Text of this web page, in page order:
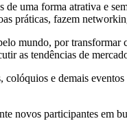
uma forma atrativa e
práticas, fazem
mundo, por transformar
as tendências de
e demais
novos participantes em